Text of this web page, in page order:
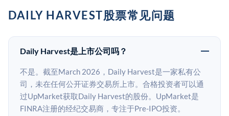
DAILY HARVEST股票常见问题
Daily Harvest是上市公司吗？
不是。截至March 2026，Daily Harvest是一家私有公
司，未在任何公开证券交易所上市。合格投资者可以通
过UpMarket获取Daily Harvest的股份。UpMarket是
FINRA注册的经纪交易商，专注于Pre-IPO投资。